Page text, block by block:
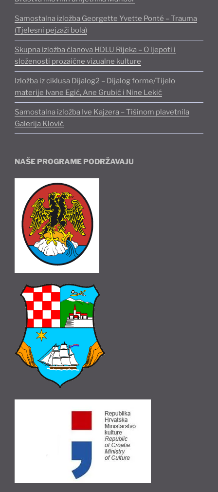
Samostalna izložba Georgette Yvette Ponté – Trauma
(Tjelesni pejzaži bola)
Skupna izložba članova HDLU Rijeka – O ljepoti i
složenosti prozaične vizualne kulture
Izložba iz ciklusa Dijalog2 – Dijalog forme/Tijelo
materije Ivane Egić, Ane Grubić i Nine Lekić
Samostalna izložba Ive Kajzera – Tišinom plavetnila
Galerija Klović
NAŠE PROGRAME PODRŽAVAJU